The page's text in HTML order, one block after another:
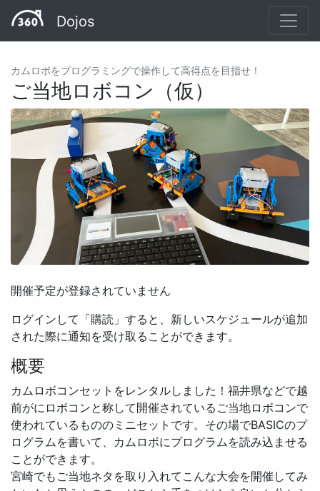
Dojos
カムロボをプログラミングで操作して高得点を目指せ！
ご当地ロボコン（仮）
開催予定が登録されていません
ログインして「購読」すると、新しいスケジュールが追加
された際に通知を受け取ることができます。
概要
カムロボコンセットをレンタルしました！福井県などで越
前がにロボコンと称して開催されているご当地ロボコンで
使われているもののミニセットです。その場でBASICのプ
ログラムを書いて、カムロボにプログラムを読み込ませる
ことができます。
宮崎でもご当地ネタを取り入れてこんな大会を開催してみ